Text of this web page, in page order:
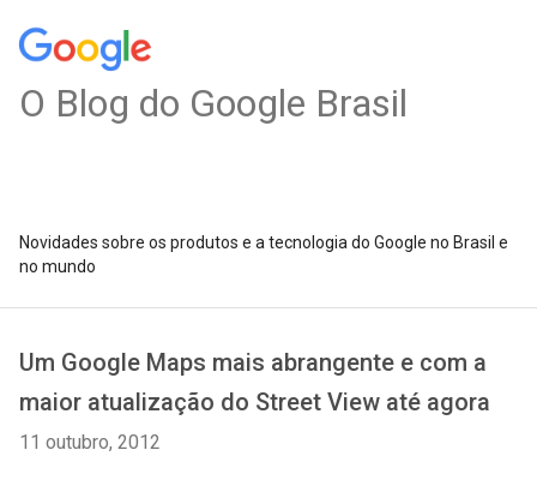
O Blog do Google Brasil
Novidades sobre os produtos e a tecnologia do Google no Brasil e
no mundo
Um Google Maps mais abrangente e com a
maior atualização do Street View até agora
11 outubro, 2012